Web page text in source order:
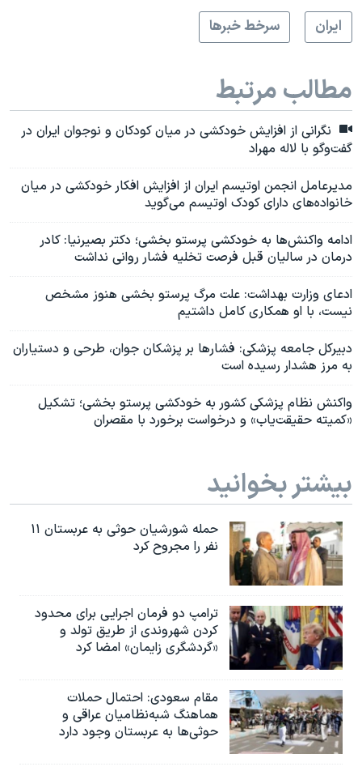
ايران
سرخط خبرها
مطالب مرتبط
نگرانی از افزایش خودکشی در میان کودکان و نوجوان ایران در
گفت‌وگو با لاله مهراد
مدیرعامل انجمن اوتیسم ایران از افزایش افکار خودکشی در میان
خانواده‌های دارای کودک اوتیسم می‌گوید
ادامه واکنش‌ها به خودکشی پرستو بخشی؛ دکتر بصیرنیا: کادر
درمان در سالیان قبل فرصت تخلیه فشار روانی نداشت
ادعای وزارت بهداشت: علت مرگ پرستو بخشی هنوز مشخص
نیست، با او همکاری کامل داشتیم
دبیرکل جامعه پزشکی: فشارها بر پزشکان جوان، طرحی و دستیاران
به مرز هشدار رسیده است
واکنش نظام پزشکی کشور به خودکشی پرستو بخشی؛ تشکیل
«کمیته حقیقت‌یاب» و درخواست برخورد با مقصران
بیشتر بخوانید
حمله شورشیان حوثی به عربستان ۱۱
نفر را مجروح کرد
ترامپ دو فرمان اجرایی برای محدود
کردن شهروندی از طریق تولد و
«گردشگری زایمان» امضا کرد
مقام سعودی: احتمال حملات
هماهنگ شبه‌نظامیان عراقی و
حوثی‌ها به عربستان وجود دارد